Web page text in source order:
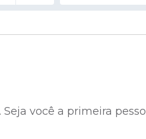
você a primeira